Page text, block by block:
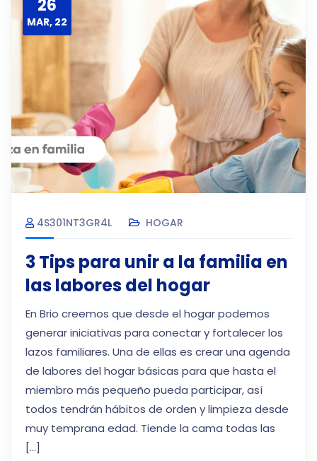
26
MAR, 22
4S301NT3GR4L HOGAR
3 Tips para unir a la familia en
las labores del hogar
En Brio creemos que desde el hogar podemos
generar iniciativas para conectar y fortalecer los
lazos familiares. Una de ellas es crear una agenda
de labores del hogar básicas para que hasta el
miembro más pequeño pueda participar, así
todos tendrán hábitos de orden y limpieza desde
muy temprana edad. Tiende la cama todas las
[…]